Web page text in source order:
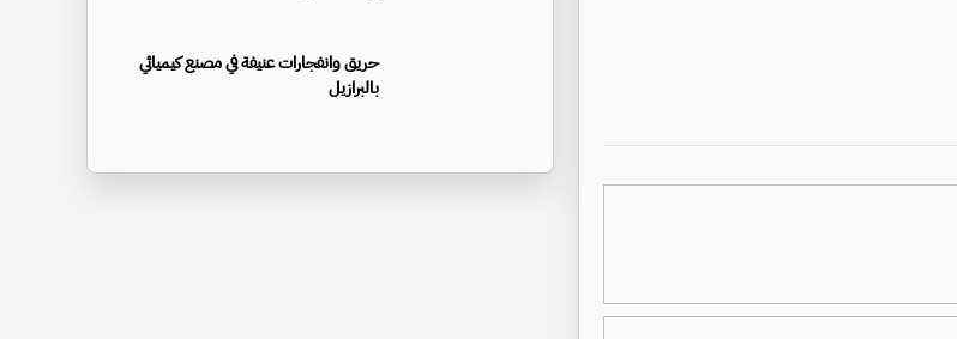
حريق وانفجارات عنيفة في مصنع كيميائي
بالبرازيل